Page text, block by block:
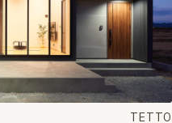
TETTO